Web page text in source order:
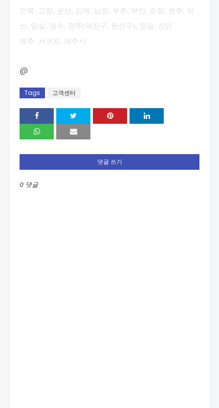
전북: 고창, 군산, 김제, 남원, 무주, 부안, 순창, 완주, 익
산, 임실, 장수, 전주(덕진구, 완산구), 정읍, 진안
제주: 서귀포, 제주시
@
Tags 고객센터
댓글 쓰기
0 댓글